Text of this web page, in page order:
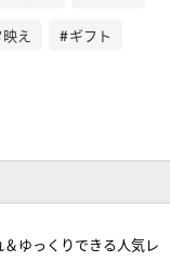
え ギフト
ゆっくりできる人気レ